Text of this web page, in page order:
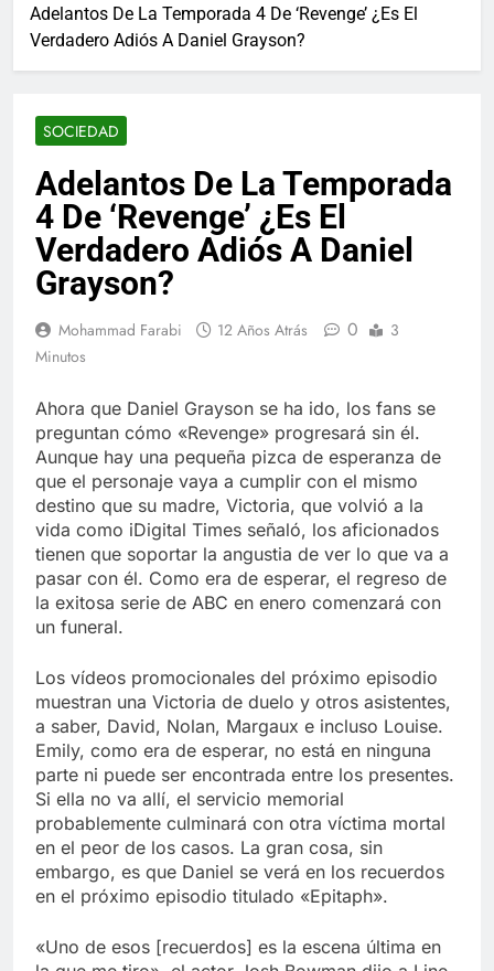
diciembre
Los últimos paquetes
especiales Hush Socks
7 Años Atrás
La familia Kennedy
entierra a otro
miembro de la familia
7 Años Atrás
Cápsulas Ultra Max
Testo a Precios
Colombia, Perú ,
Crema Precios –
México – Descuentos
Masivos en Mercado
Libre
7 Años Atrás
Crucero en México te
lleva a lugares
paranormales con
binoculares de visión
nocturna y reuniones de
secuestrados
7 Años Atrás
La Inteligencia Artificial
deepfake de Samsung
fabrica un clip de
movimiento desde una
sola foto
7 Años Atrás
Adelantos De La Temporada 4 De ‘Revenge’ ¿Es El
Verdadero Adiós A Daniel Grayson?
SOCIEDAD
Adelantos De La Temporada
4 De ‘Revenge’ ¿Es El
Verdadero Adiós A Daniel
Grayson?
Mohammad Farabi 12 Años Atrás 0
3
Minutos
Ahora que Daniel Grayson se ha ido, los fans se
preguntan cómo «Revenge» progresará sin él.
Aunque hay una pequeña pizca de esperanza de
que el personaje vaya a cumplir con el mismo
destino que su madre, Victoria, que volvió a la
vida como iDigital Times señaló, los aficionados
tienen que soportar la angustia de ver lo que va a
pasar con él. Como era de esperar, el regreso de
la exitosa serie de ABC en enero comenzará con
un funeral.
Los vídeos promocionales del próximo episodio
muestran una Victoria de duelo y otros asistentes,
a saber, David, Nolan, Margaux e incluso Louise.
Emily, como era de esperar, no está en ninguna
parte ni puede ser encontrada entre los presentes.
Si ella no va allí, el servicio memorial
probablemente culminará con otra víctima mortal
en el peor de los casos. La gran cosa, sin
embargo, es que Daniel se verá en los recuerdos
en el próximo episodio titulado «Epitaph».
«Uno de esos [recuerdos] es la escena última en